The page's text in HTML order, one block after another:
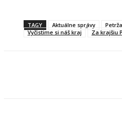
TAGY Aktuálne správy
Vyčistime si náš kraj
Za krajšiu